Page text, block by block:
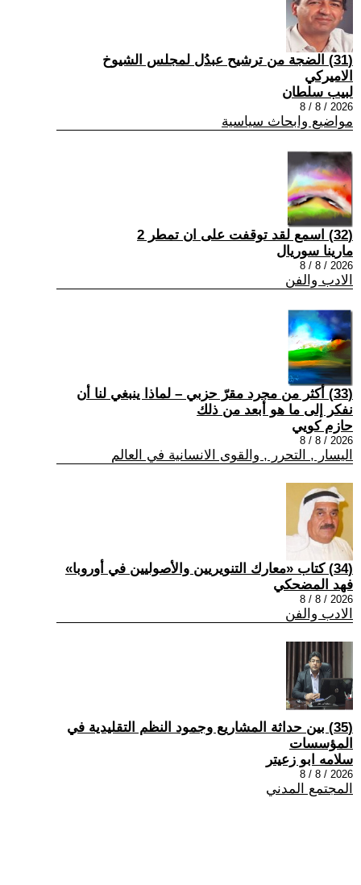
(31) الضجة من ترشيح عبدُل لمجلس الشيوخ
الاميركي
لبيب سلطان
2026 / 8 / 8
مواضيع وابحاث سياسية
(32) اسمع لقد توقفت على ان تمطر 2
مارينا سوريال
2026 / 8 / 8
الادب والفن
(33) أكثر من مجرد مقرّ حزبي – لماذا ينبغي لنا أن
نفكر إلى ما هو أبعد من ذلك
حازم كويي
2026 / 8 / 8
اليسار , التحرر , والقوى الانسانية في العالم
(34) كتاب «معارك التنويريين والأصوليين في أوروبا»
فهد المضحكي
2026 / 8 / 8
الادب والفن
(35) بين حداثة المشاريع وجمود النظم التقليدية في
المؤسسات
سلامه ابو زعيتر
2026 / 8 / 8
المجتمع المدني